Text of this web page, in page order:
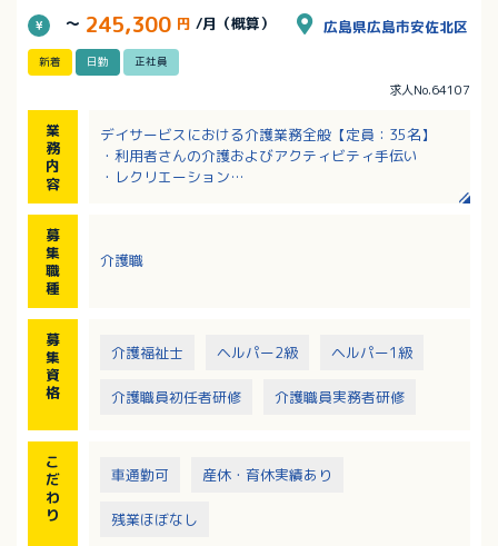
～ 245,300 円 /月（概算） 広島県広島市安佐北区
新着 日勤 正社員
求人No.64107
業
務
内
容
デイサービスにおける介護業務全般【定員：35名】
・利用者さんの介護およびアクティビティ手伝い
・レクリエーション
募
集
職
種
介護職
募
集
資
格
介護福祉士 ヘルパー2級 ヘルパー1級
介護職員初任者研修 介護職員実務者研修
こ
だ
わ
り
車通勤可 産休・育休実績あり
残業ほぼなし